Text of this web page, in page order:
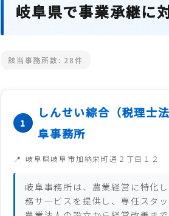
岐阜県で事業承継に
該当事務所数: 28件
しんせい綜合（税理士
阜事務所
岐阜県岐阜市加納栄町通２丁目１２
岐阜事務所は、農業経営に特化
務サービスを提供し、専任スタ